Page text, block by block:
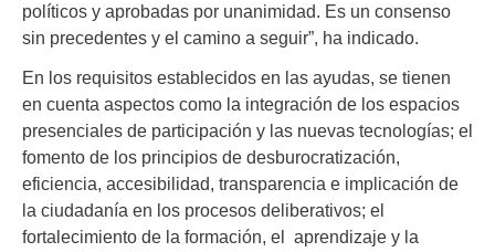
políticos y aprobadas por unanimidad. Es un consenso
sin precedentes y el camino a seguir”, ha indicado.
En los requisitos establecidos en las ayudas, se tienen
en cuenta aspectos como la integración de los espacios
presenciales de participación y las nuevas tecnologías; el
fomento de los principios de desburocratización,
eficiencia, accesibilidad, transparencia e implicación de
la ciudadanía en los procesos deliberativos; el
fortalecimiento de la formación, el aprendizaje y la